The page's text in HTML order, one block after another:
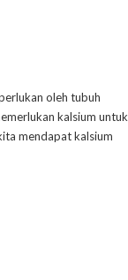
oleh tubuh
kalsium untuk
mendapat kalsium